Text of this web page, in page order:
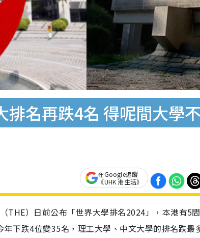
名再跌4名 得呢間大學
在Google追蹤
《UHK 港生活》
THE）日前公布「世界大學排名2024」，本港有5
下跌4位變35名，理工大學、中文大學的排名跌最